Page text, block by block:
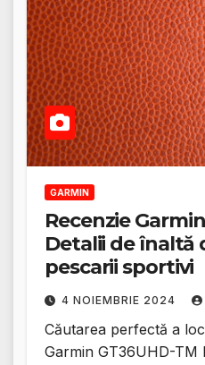
GARMIN
Recenzie
Detalii de
pescarii sportivi
4 NOIEMBRIE 2024
Căutarea perfectă a
Garmin GT36UHD-TM